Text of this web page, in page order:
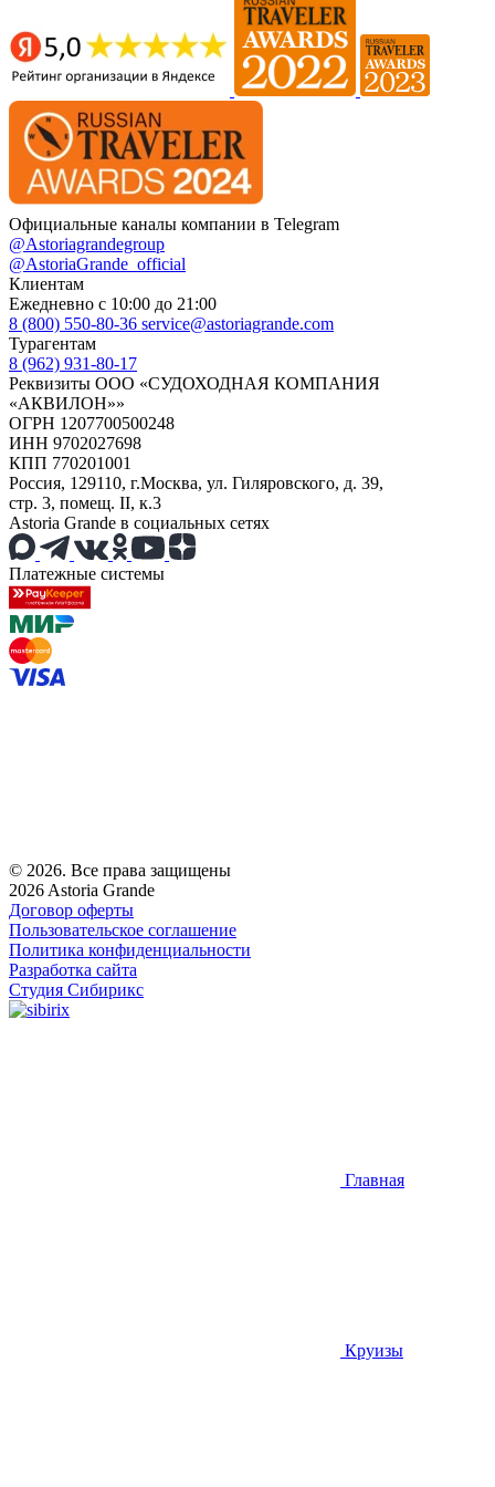
Официальные каналы компании в Telegram
@Astoriagrandegroup
@AstoriaGrande_official
Клиентам
Ежедневно с 10:00 до 21:00
8 (800) 550-80-36 service@astoriagrande.com
Турагентам
8 (962) 931-80-17
Реквизиты ООО «СУДОХОДНАЯ КОМПАНИЯ
«АКВИЛОН»»
ОГРН 1207700500248
ИНН 9702027698
КПП 770201001
Россия, 129110, г.Москва, ул. Гиляровского, д. 39,
стр. 3, помещ. II, к.3
Astoria Grande в социальных сетях
Платежные системы
© 2026. Все права защищены
2026 Astoria Grande
Договор оферты
Пользовательское соглашение
Политика конфиденциальности
Разработка сайта
Студия Сибирикс
Главная
Круизы